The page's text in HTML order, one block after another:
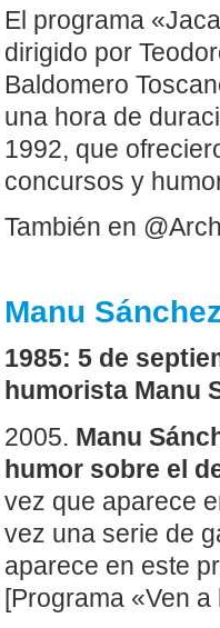
El programa
dirigido por
Baldomero
una hora de
1992, que
concursos y
También en
Manu
1985: 5 de
humorista Manu
2005. Manu
humor sobre el
vez que aparece
vez una serie de
aparece en este
[Programa «Ven